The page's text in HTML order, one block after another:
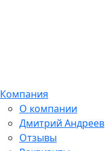
Компания
О компании
Дмитрий Андреев
Отзывы